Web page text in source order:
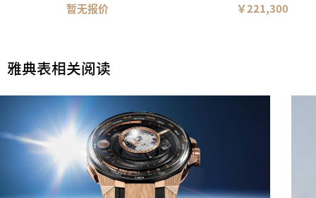
暂无报价 ￥221,300
雅典表相关阅读